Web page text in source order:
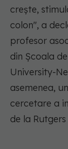
crește,
colon", a
profesor
din Școala
University-
asemenea,
cercetare a
de la